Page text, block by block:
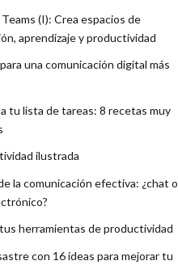
(I): Crea espacios de
aprendizaje y productividad
una comunicación digital más
tu lista de tareas: 8 recetas muy
ilustrada
la comunicación efectiva: ¿chat o
herramientas de productividad
con 16 ideas para mejorar tu